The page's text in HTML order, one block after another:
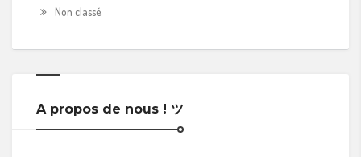
Non classé
A propos de nous ! ツ